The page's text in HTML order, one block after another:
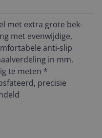
met extra grote bek-
met evenwijdige,
anti-slip
in mm,
te meten *
precisie